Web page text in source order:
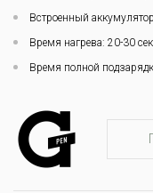
Встроенный
Время нагрева: 20-30
Время полной
Адаптер для бонга: нет
Коммуникация:
Габариты: высота 11 см